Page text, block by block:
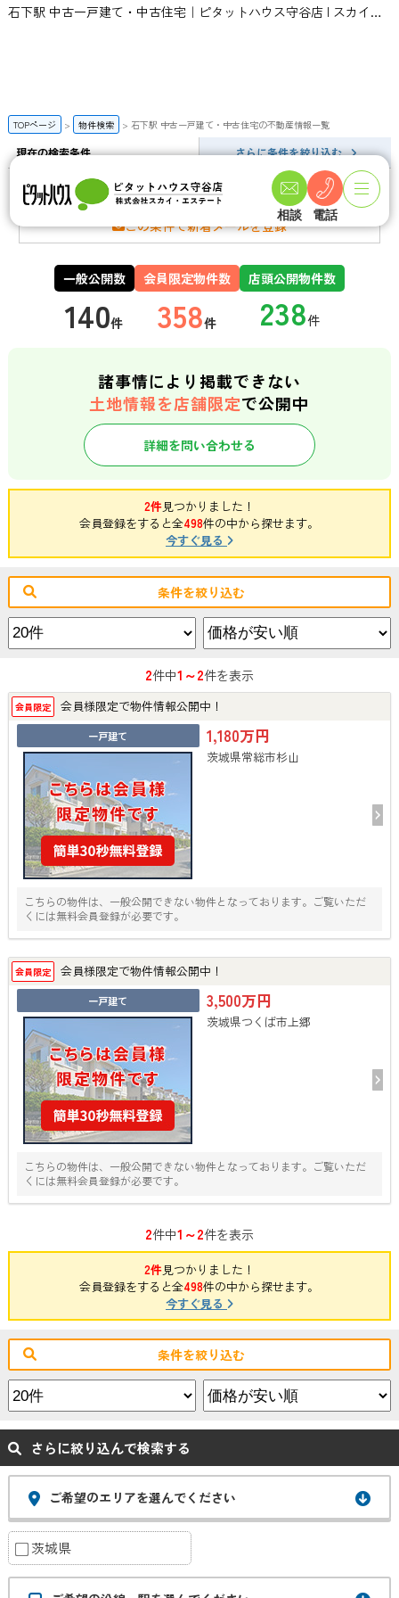
石下駅 中古一戸建て・中古住宅｜ピタットハウス守谷店 | スカイ・エステート
相談 電話
TOPページ 物件検索 石下駅 中古一戸建て・中古住宅の不動産情報一覧
現在の検索条件 さらに条件を絞り込む
石下駅 中古一戸建て・中古住宅の検索結果一覧
この条件で新着メールを登録
一般公開数
140件
会員限定物件数
358件
店頭公開物件数
諸事情により掲載できない
土地情報を店舗限定で公開中
詳細を問い合わせる
2件見つかりました！
会員登録をすると全498件の中から探せます。
今すぐ見る
条件を絞り込む
2件中1～2件を表示
会員限定 会員様限定で物件情報公開中！
一戸建て 1,180万円
茨城県常総市杉山
こちらの物件は、一般公開できない物件となっております。ご覧いただ
くには無料会員登録が必要です。
会員限定 会員様限定で物件情報公開中！
一戸建て 3,500万円
茨城県つくば市上郷
こちらの物件は、一般公開できない物件となっております。ご覧いただ
くには無料会員登録が必要です。
2件中1～2件を表示
2件見つかりました！
会員登録をすると全498件の中から探せます。
今すぐ見る
条件を絞り込む
さらに絞り込んで検索する
ご希望のエリアを選んでください
茨城県